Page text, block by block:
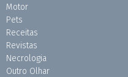
Motor
Pets
Receitas
Revistas
Necrologia
Outro Olhar